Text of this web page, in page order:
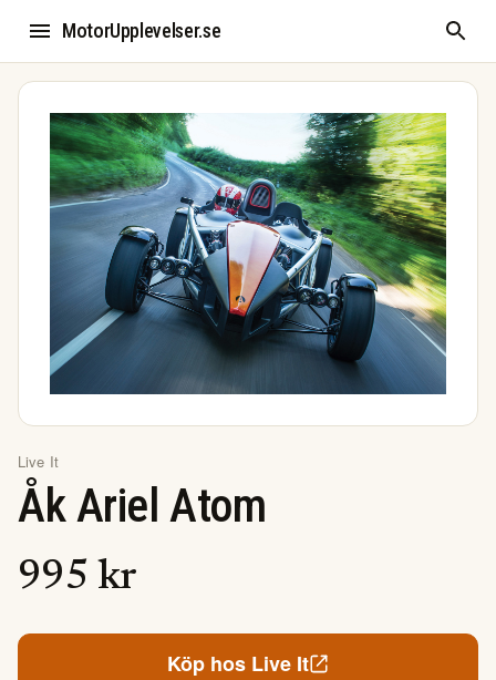
MotorUpplevelser.se
Live It
Åk Ariel Atom
995 kr
Köp hos Live It